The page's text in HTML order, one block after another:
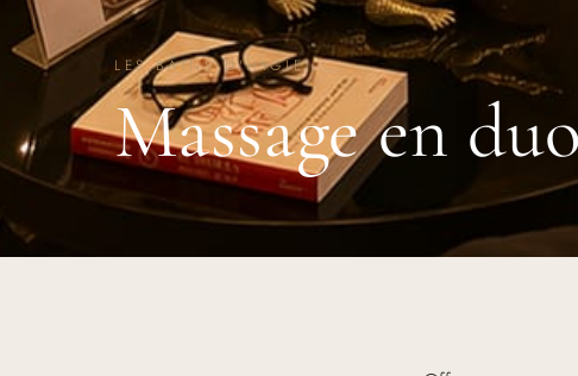
LES BAINS D'HYGIE
Massage en